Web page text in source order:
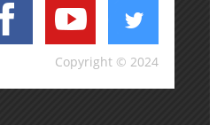
Copyright © 2024